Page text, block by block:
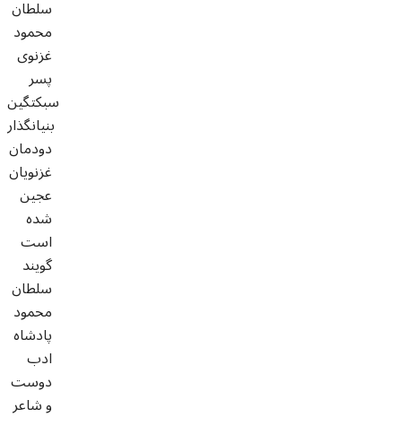
سلطان
محمود
غزنوی
پسر
سبکتگین
بنیانگذار
دودمان
غزنویان
عجین
شده
است
گویند
سلطان
محمود
پادشاه
ادب
دوست
و شاعر